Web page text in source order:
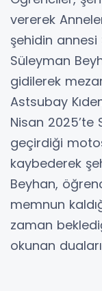
vererek
şehidin annesi
Süleyman
gidilerek
Astsubay
Nisan
geçirdiği
kaybederek
Beyhan,
memnun
zaman
okunan